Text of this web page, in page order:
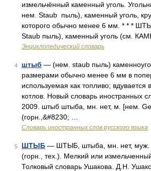
измельчённый каменный уголь.
нем. Staub пыль), каменный уголь,
которого обычно менее 6 мм. * * *
Staub пыль), каменный уголь (см.
Энциклопедический словарь
4 штыб — (нем. staub пыль)
размерами обычно менее 6 мм в
используемая как топливо; вдувается
котлов. Новый словарь иностранных
2009. штыб штыба, мн. нет, м. [нем.
(горн.,&#8230; …
Словарь иностранных слов русского языка
5 ШТЫБ — ШТЫБ, штыба, мн. нет, муж.
(горн., тех.). Мелкий или измельченный
Толковый словарь Ушакова. Д.Н.